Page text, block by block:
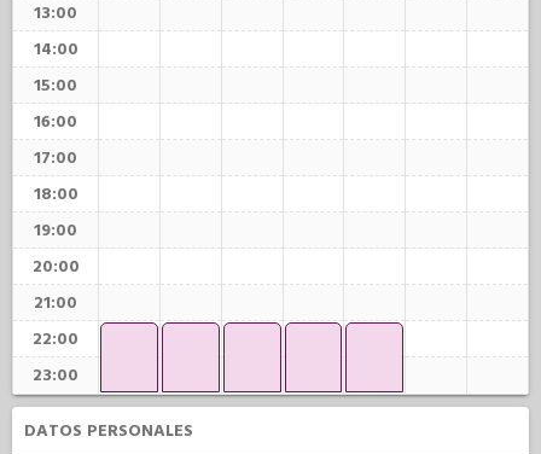
13:00
14:00
15:00
16:00
17:00
18:00
19:00
20:00
21:00
22:00
23:00
DATOS PERSONALES